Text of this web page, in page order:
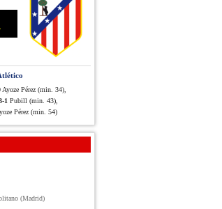
Ayoze Pérez (min. 34),
1 Pubill (min. 43),
Pérez (min. 54)
(Madrid)